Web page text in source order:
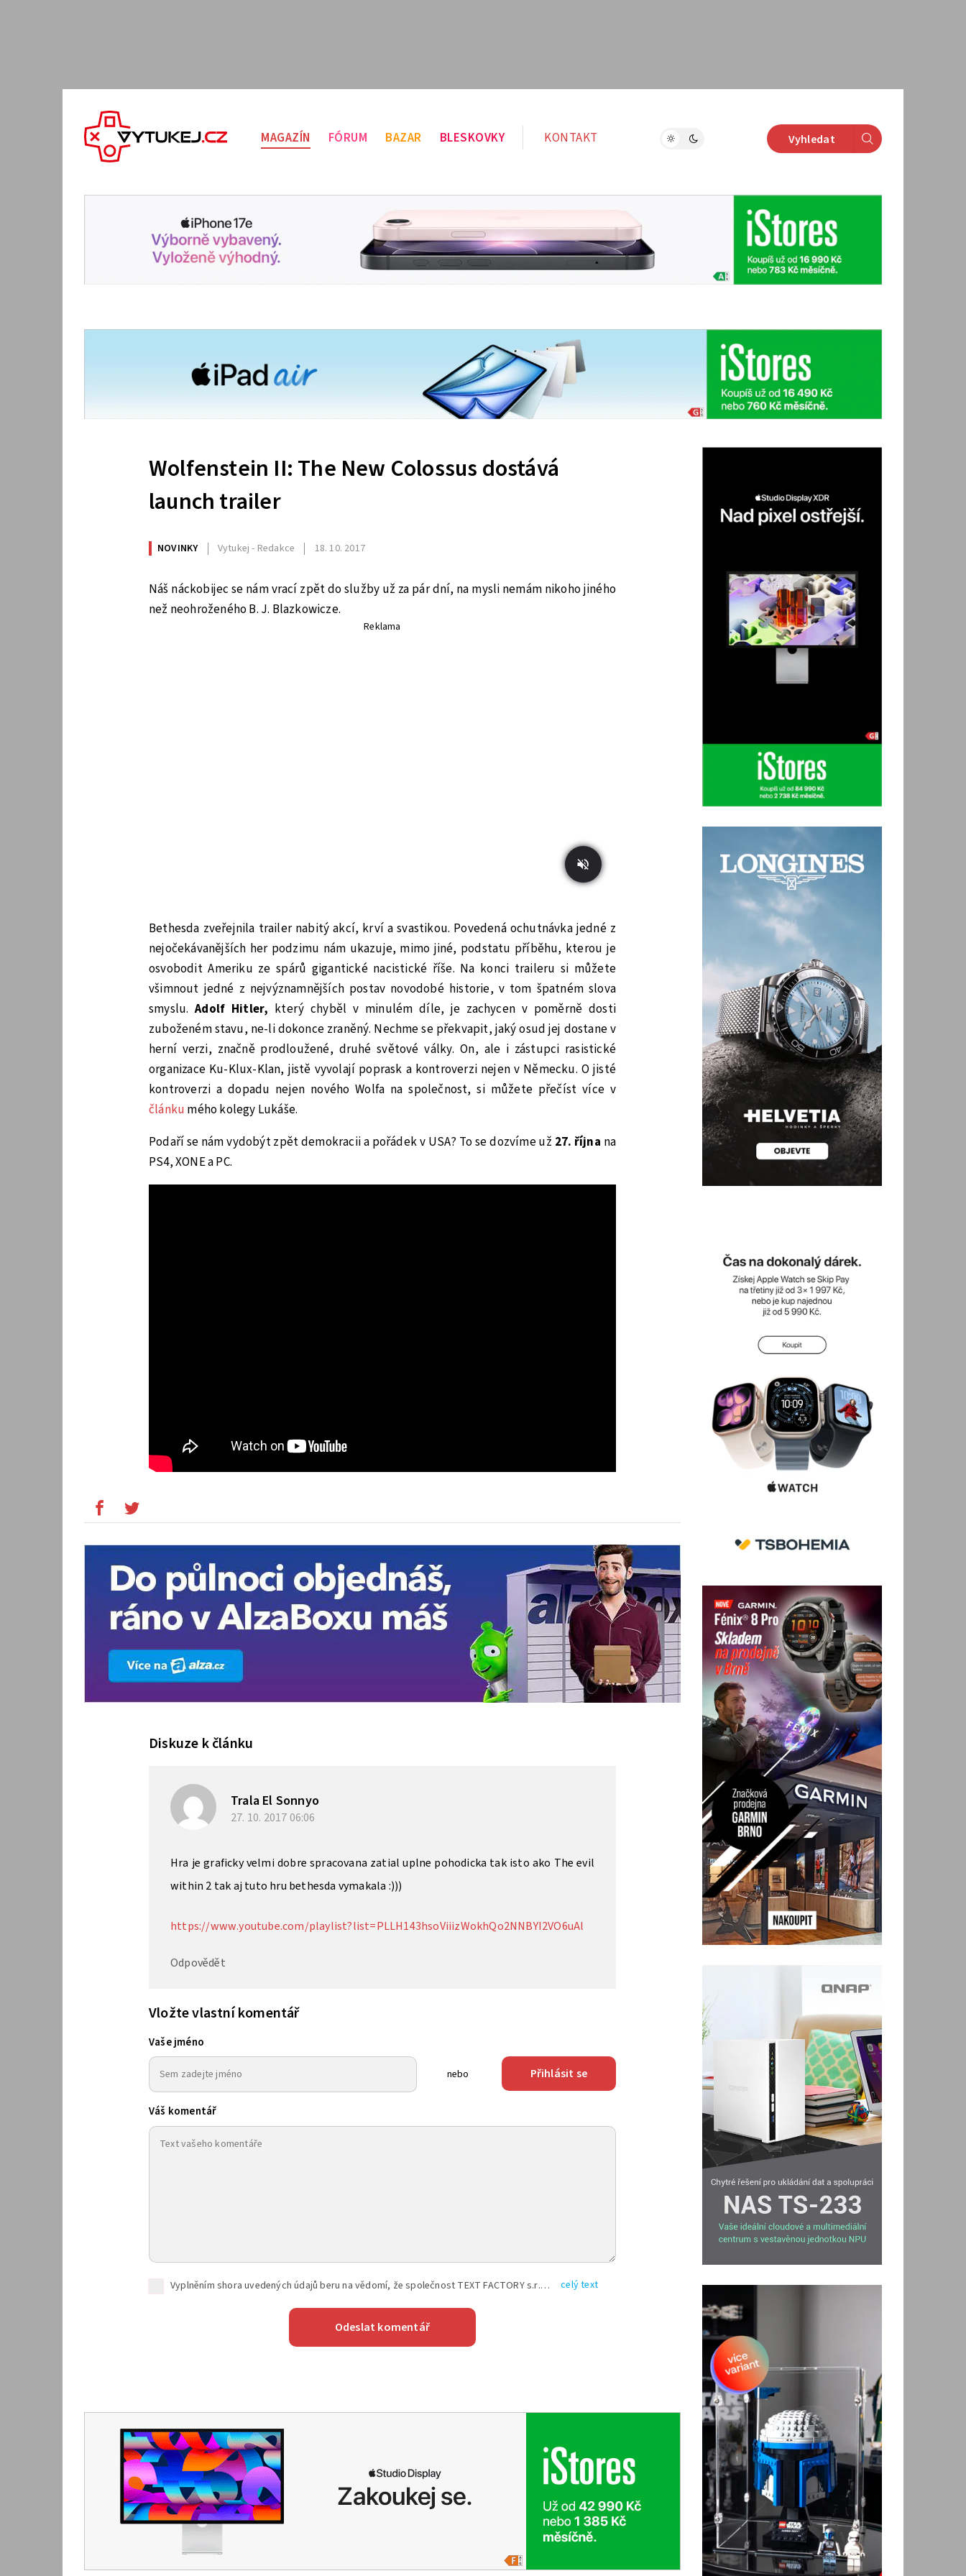
MAGAZÍN FÓRUM BAZAR BLESKOVKY KONTAKT Vyhledat
Wolfenstein II: The New Colossus dostává
launch trailer
NOVINKY Vytukej - Redakce 18. 10. 2017
Náš náckobijec se nám vrací zpět do služby už za pár dní, na mysli nemám nikoho jiného
než neohroženého B. J. Blazkowicze.
Reklama
Bethesda zveřejnila trailer nabitý akcí, krví a svastikou. Povedená ochutnávka jedné z
nejočekávanějších her podzimu nám ukazuje, mimo jiné, podstatu příběhu, kterou je
osvobodit Ameriku ze spárů gigantické nacistické říše. Na konci traileru si můžete
všimnout jedné z nejvýznamnějších postav novodobé historie, v tom špatném slova
smyslu.Adolf Hitler, který chyběl v minulém díle, je zachycen v poměrně dosti
zuboženém stavu, ne-li dokonce zraněný. Nechme se překvapit, jaký osud jej dostane v
herní verzi, značně prodloužené, druhé světové války. On, ale i zástupci rasistické
organizace Ku-Klux-Klan, jistě vyvolají poprask a kontroverzi nejen v Německu. O jisté
kontroverzi a dopadu nejen nového Wolfa na společnost, si můžete přečíst více v
článku mého kolegy Lukáše.
Podaří se nám vydobýt zpět demokracii a pořádek v USA? To se dozvíme už 27. října na
PS4, XONE a PC.
Diskuze k článku
Trala El Sonnyo
27. 10. 2017 06:06
Hra je graficky velmi dobre spracovana zatial uplne pohodicka tak isto ako The evil
within 2 tak aj tuto hru bethesda vymakala :)))
https://www.youtube.com/playlist?list=PLLH143hsoViiizWokhQo2NNBYI2VO6uAl
Odpovědět
Vložte vlastní komentář
Vaše jméno
nebo Přihlásit se
Váš komentář
Vyplněním shora uvedených údajů beru na vědomí, že společnost TEXT FACTORY s.r.o., sídlem Brno, Durďákova 336/29, Černá Pole, PSČ: 613 00, IČ: 06157831, zapsané u Krajského soudu v Brně, oddíl C, vložka 100399, bude zpracovávat mé osobní údaje uvedené v rámci mnou vyplněného registračního formuláře na základě oprávněných zájmů TEXT FACTORY s.r.o. dle čl. 6 odst. 1 písm. f) GDPR a pro splnění právních povinností (čl. 6 odst. 1 písm. c) GDPR), a to pro tyto účely: nezbytnost zajistit oprávnění návštěvníka webových stránek provozovaných společností TEXT FACTORY s.r.o. přispívat aktivně ke zveřejněným článkům nebo v rámci diskusních fór a výkon práv TEXT FACTORY s.r.o. jako administrátora těchto diskusních fór. Více informací o zpracování osobních údajů a právech lze nalézt v celý text